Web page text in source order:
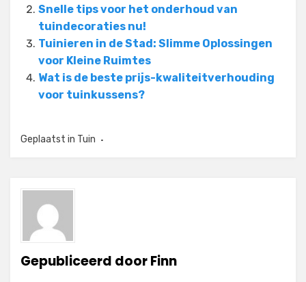
Snelle tips voor het onderhoud van
tuindecoraties nu!
Tuinieren in de Stad: Slimme Oplossingen
voor Kleine Ruimtes
Wat is de beste prijs-kwaliteitverhouding
voor tuinkussens?
Geplaatst in Tuin
Gepubliceerd doorFinn